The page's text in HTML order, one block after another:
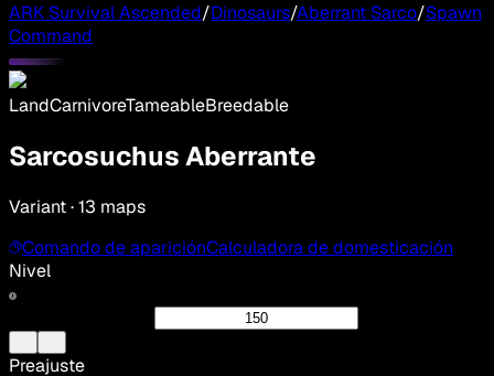
ARK Survival Ascended/Dinosaurs/Aberrant Sarco/Spawn
Command
LandCarnivoreTameableBreedable
Sarcosuchus Aberrante
Variant · 13 maps
Comando de apariciónCalculadora de domesticación
Nivel
Preajuste